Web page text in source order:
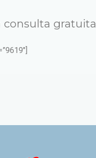
consulta gratuita